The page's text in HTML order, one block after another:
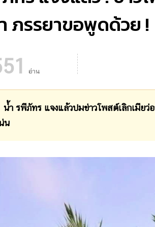
ภรรยาขอพูดด้วย !
อ่าน
ร แจงแล้วปมข่าวโพสต์เลิกเมียว่อน
น